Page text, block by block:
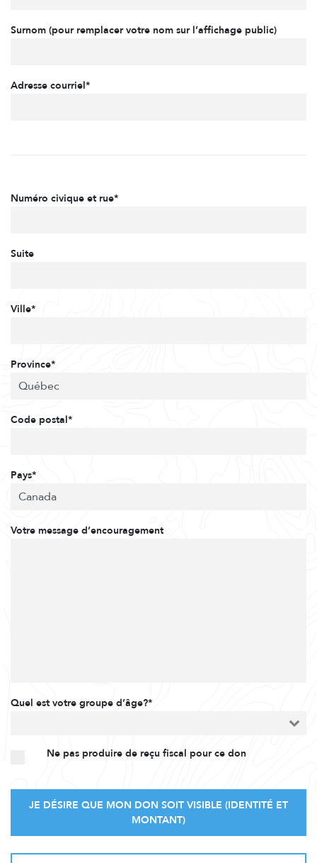
Surnom (pour remplacer votre nom sur l’affichage public)
Adresse courriel*
Numéro civique et rue*
Suite
Ville*
Province*
Code postal*
Pays*
Votre message d’encouragement
Quel est votre groupe d’âge?*
Ne pas produire de reçu fiscal pour ce don
JE DÉSIRE QUE MON DON SOIT VISIBLE (IDENTITÉ ET
MONTANT)